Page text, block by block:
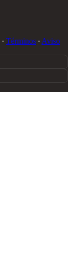
∙ Términos ∙ Aviso